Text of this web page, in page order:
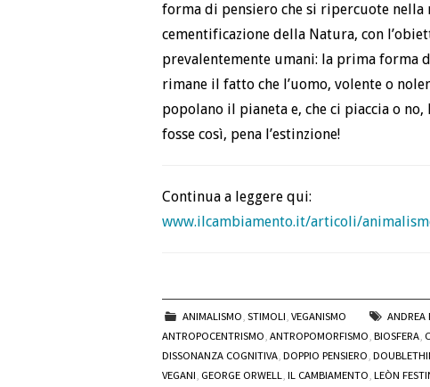
forma di pensiero che si ripercuote nella
cementificazione della Natura, con
prevalentemente umani: la prima forma
rimane il fatto che l’uomo, volente o
popolano il pianeta e, che ci piaccia o
fosse così, pena l’estinzione!
Continua a leggere qui:
www.ilcambiamento.it/articoli/
ANIMALISMO,STIMOLI,VEGANISMO ANDREA
ANTROPOCENTRISMO, ANTROPOMORFISMO, BIOSFERA,
DISSONANZA COGNITIVA, DOPPIO PENSIERO,
VEGANI, GEORGE ORWELL, IL CAMBIAMENTO, LEÒN